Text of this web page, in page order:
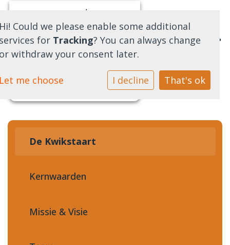
Home
Over ons
Praktische Informatie
Contact
De Kwikstaart
Kernwaarden
Missie & Visie
Could we please enable some additional
for Tracking? You can always change
withdraw your consent later.
me choose I decline That's ok